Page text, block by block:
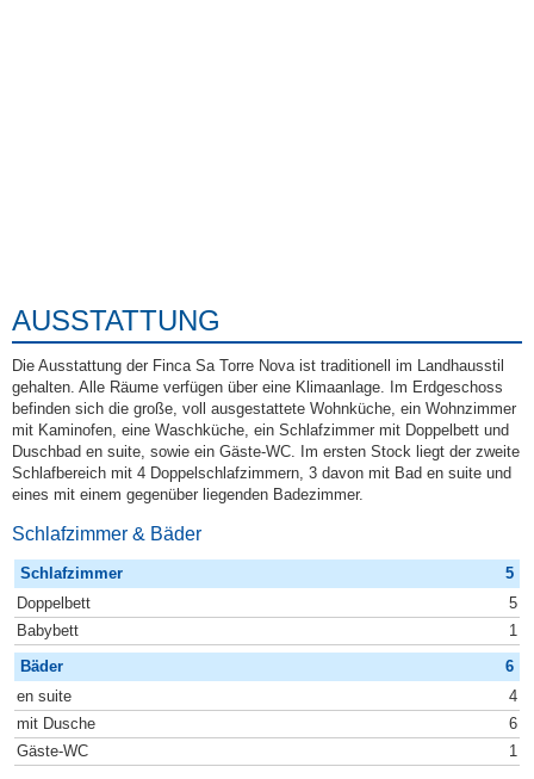
AUSSTATTUNG
Die Ausstattung der Finca Sa Torre Nova ist traditionell im Landhausstil
gehalten. Alle Räume verfügen über eine Klimaanlage. Im Erdgeschoss
befinden sich die große, voll ausgestattete Wohnküche, ein Wohnzimmer
mit Kaminofen, eine Waschküche, ein Schlafzimmer mit Doppelbett und
Duschbad en suite, sowie ein Gäste-WC. Im ersten Stock liegt der zweite
Schlafbereich mit 4 Doppelschlafzimmern, 3 davon mit Bad en suite und
eines mit einem gegenüber liegenden Badezimmer.
Schlafzimmer & Bäder
Schlafzimmer
5
Doppelbett
5
Babybett
1
Bäder
6
en suite
4
mit Dusche
6
Gäste-WC
1